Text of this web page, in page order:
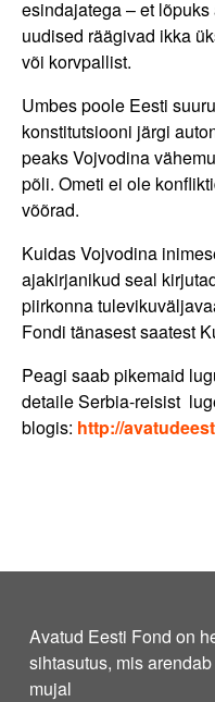
esindajatega – et
uudised räägivad ikka
või korvpallist.
Umbes poole Eesti
konstitutsiooni järgi
peaks Vojvodina
põli. Ometi ei ole
võõrad.
Kuidas Vojvodina
ajakirjanikud seal
piirkonna
Fondi tänasest saatest
Peagi saab pikemaid
detaile Serbia-reisist
blogis: http://
Avatud Eesti Fond on
sihtasutus, mis
mujal